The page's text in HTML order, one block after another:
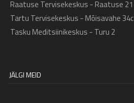
Raatuse Tervisekeskus - Raatuse 21
Tartu Tervisekeskus - Mõisavahe 34c
Tasku Meditsiinikeskus - Turu 2
JÄLGI MEID